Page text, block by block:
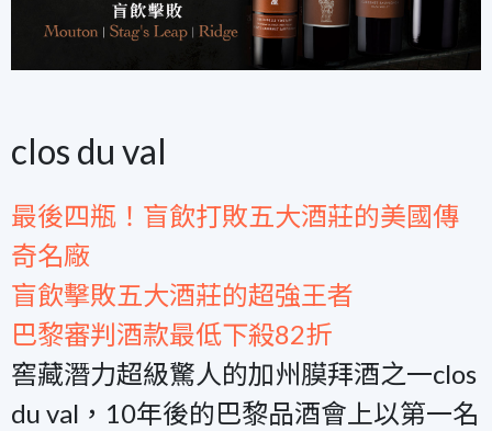
clos du val
最後四瓶！盲飲打敗五大酒莊的美國傳
奇名廠
盲飲擊敗五大酒莊的超強王者
巴黎審判酒款最低下殺82折
窖藏潛力超級驚人的加州膜拜酒之一clos
du val，10年後的巴黎品酒會上以第一名